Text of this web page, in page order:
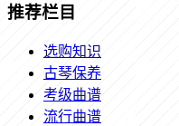
推荐栏目
选购知识
古琴保养
考级曲谱
流行曲谱